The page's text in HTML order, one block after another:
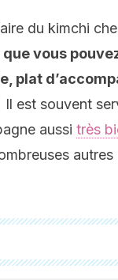
du kimchi
que vous
plat
Il est souvent
aussi très
autres
citées ont été